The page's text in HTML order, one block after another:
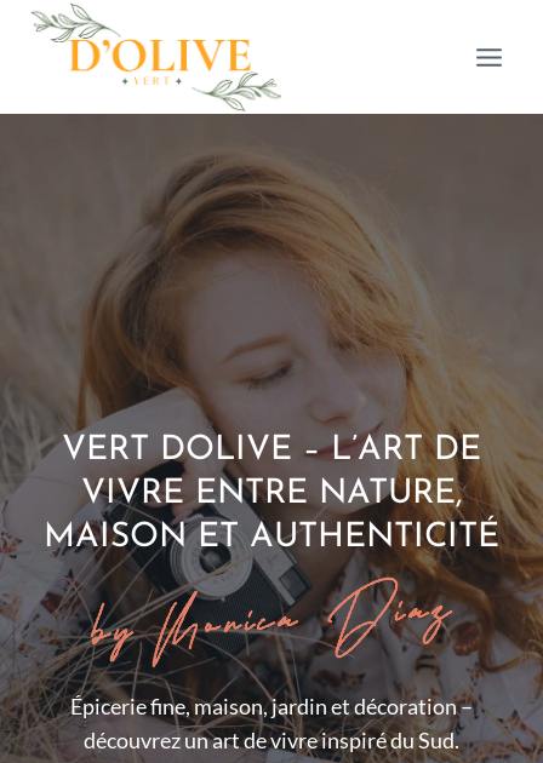
Aller
VERT DOLIVE – L’ART DE
VIVRE ENTRE NATURE,
MAISON ET AUTHENTICITÉ
Épicerie fine, maison, jardin et décoration –
découvrez un art de vivre inspiré du Sud.